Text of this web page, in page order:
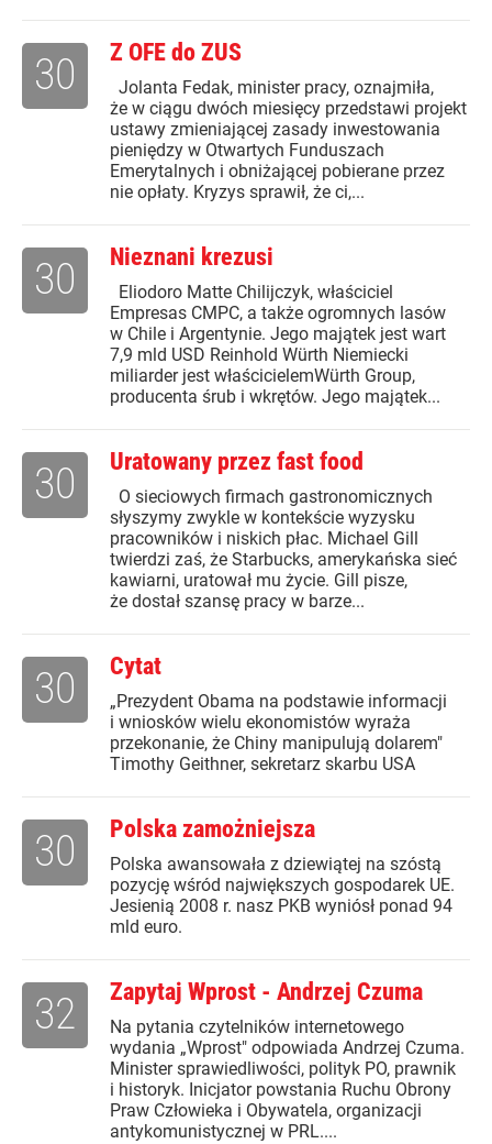
Z OFE do ZUS
Jolanta Fedak, minister pracy, oznajmiła,
że w ciągu dwóch miesięcy przedstawi projekt
ustawy zmieniającej zasady inwestowania
pieniędzy w Otwartych Funduszach
Emerytalnych i obniżającej pobierane przez
nie opłaty. Kryzys sprawił, że ci,...
30
Nieznani krezusi
Eliodoro Matte Chilijczyk, właściciel
Empresas CMPC, a także ogromnych lasów
w Chile i Argentynie. Jego majątek jest wart
7,9 mld USD Reinhold Würth Niemiecki
miliarder jest właścicielemWürth Group,
producenta śrub i wkrętów. Jego majątek...
30
Uratowany przez fast food
O sieciowych firmach gastronomicznych
słyszymy zwykle w kontekście wyzysku
pracowników i niskich płac. Michael Gill
twierdzi zaś, że Starbucks, amerykańska sieć
kawiarni, uratował mu życie. Gill pisze,
że dostał szansę pracy w barze...
30
Cytat
„Prezydent Obama na podstawie informacji
i wniosków wielu ekonomistów wyraża
przekonanie, że Chiny manipulują dolarem"
Timothy Geithner, sekretarz skarbu USA
30
Polska zamożniejsza
Polska awansowała z dziewiątej na szóstą
pozycję wśród największych gospodarek UE.
Jesienią 2008 r. nasz PKB wyniósł ponad 94
mld euro.
30
Zapytaj Wprost - Andrzej Czuma
Na pytania czytelników internetowego
wydania „Wprost" odpowiada Andrzej Czuma.
Minister sprawiedliwości, polityk PO, prawnik
i historyk. Inicjator powstania Ruchu Obrony
Praw Człowieka i Obywatela, organizacji
antykomunistycznej w PRL....
32